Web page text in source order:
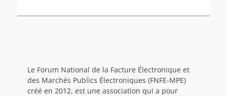
Le Forum National de la Facture Électronique et
des Marchés Publics Électroniques (FNFE-MPE)
créé en 2012, est une association qui a pour